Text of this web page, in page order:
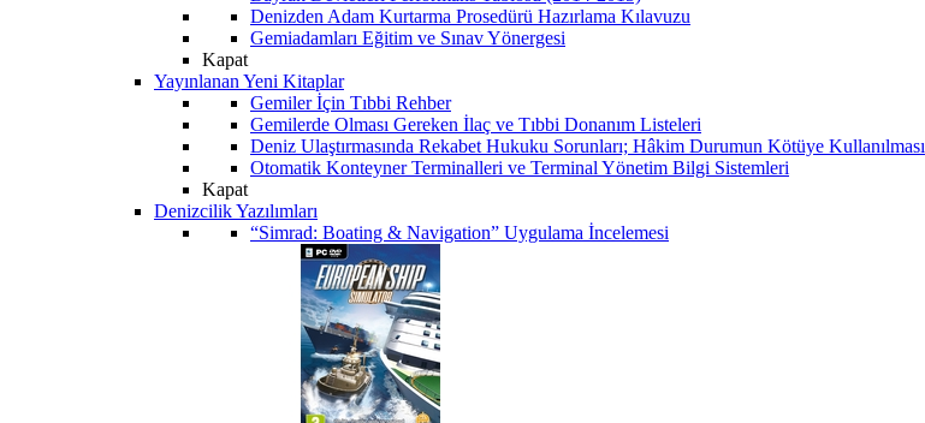
Denizden Adam Kurtarma Prosedürü Hazırlama Kılavuzu
Gemiadamları Eğitim ve Sınav Yönergesi
Kapat
Yayınlanan Yeni Kitaplar
Gemiler İçin Tıbbi Rehber
Gemilerde Olması Gereken İlaç ve Tıbbi Donanım Listeleri
Deniz Ulaştırmasında Rekabet Hukuku Sorunları; Hâkim Durumun Kötüye Kullanılması
Otomatik Konteyner Terminalleri ve Terminal Yönetim Bilgi Sistemleri
Kapat
Denizcilik Yazılımları
“Simrad: Boating & Navigation” Uygulama İncelemesi